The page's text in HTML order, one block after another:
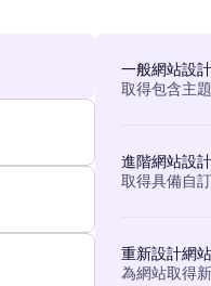
一般網站設計
取得包含主
進階網站設計
取得具備自
重新設計網站
為網站取得